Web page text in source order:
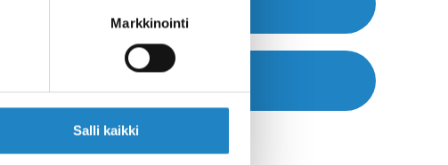
Markkinointi
Salli kaikki
Маршрут >>